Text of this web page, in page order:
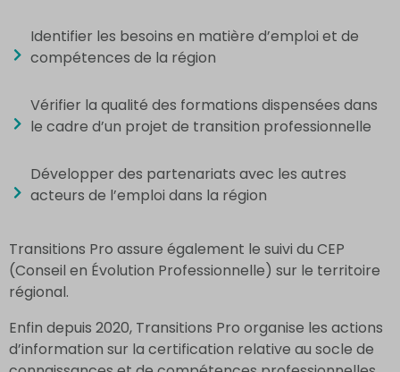
Identifier les besoins en matière d’emploi et de
compétences de la région
Vérifier la qualité des formations dispensées dans
le cadre d’un projet de transition professionnelle
Développer des partenariats avec les autres
acteurs de l’emploi dans la région
Transitions Pro assure également le suivi du CEP
(Conseil en Évolution Professionnelle) sur le territoire
régional.
Enfin depuis 2020, Transitions Pro organise les actions
d’information sur la certification relative au socle de